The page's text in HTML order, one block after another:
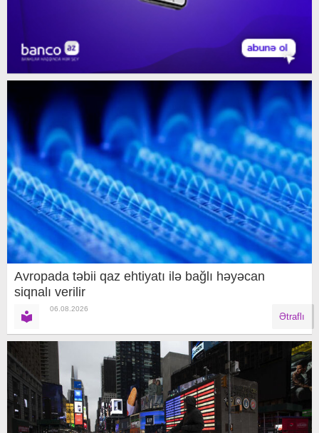
Avropada təbii qaz ehtiyatı ilə bağlı həyəcan
siqnalı verilir
06.08.2026
Ətraflı